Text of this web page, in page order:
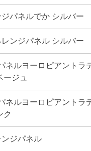
パネルでか シルバー
ンジパネル シルバー
ネルヨーロピアントラ
ージュ
ネルヨーロピアントラ
ク
ジパネル